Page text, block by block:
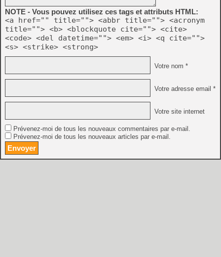
NOTE - Vous pouvez utilisez ces tags et attributs HTML:
<a href="" title=""> <abbr title=""> <acronym
title=""> <b> <blockquote cite=""> <cite>
<code> <del datetime=""> <em> <i> <q cite="">
<s> <strike> <strong>
Votre nom *
Votre adresse email *
Votre site internet
Prévenez-moi de tous les nouveaux commentaires par e-mail.
Prévenez-moi de tous les nouveaux articles par e-mail.